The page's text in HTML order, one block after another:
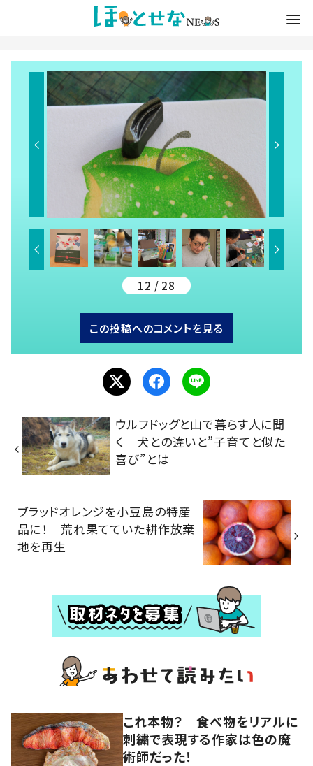
12 / 28
この投稿へのコメントを見る
ウルフドッグと山で暮らす人に聞
く 犬との違いと”子育てと似た
喜び”とは
ブラッドオレンジを小豆島の特産
品に！ 荒れ果てていた耕作放棄
地を再生
これ本物？ 食べ物をリアルに
刺繍で表現する作家は色の魔
術師だった！